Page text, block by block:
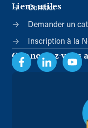
Liens utiles
Contact
Demander un
Inscription à la
Connectez-vous